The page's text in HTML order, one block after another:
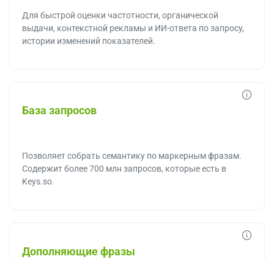
Для быстрой оценки частотности, органической
выдачи, контекстной рекламы и ИИ-ответа по запросу,
истории изменений показателей.
База запросов
Позволяет собрать семантику по маркерным фразам.
Содержит более 700 млн запросов, которые есть в
Keys.so.
Дополняющие фразы